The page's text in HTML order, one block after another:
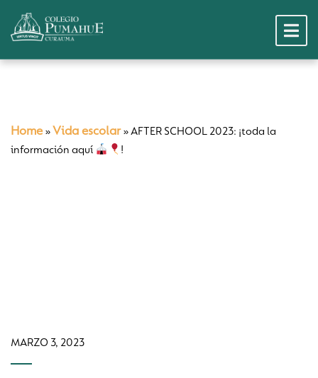
Home » Vida escolar»AFTER SCHOOL 2023: ¡toda la
información aquí
!
MARZO 3, 2023